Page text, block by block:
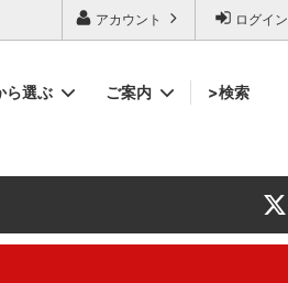
ログイン
アカウント
>検索
ら選ぶ ご案内
【キャリアメールについて】